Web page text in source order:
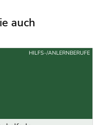
auch
HILFS-/ANLERNBERUFE